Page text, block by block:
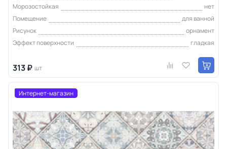
Морозостойкая
нет
Помещение
для ванной
Рисунок
орнамент
Эффект поверхности
гладкая
313 ₽ шт
Интернет-магазин